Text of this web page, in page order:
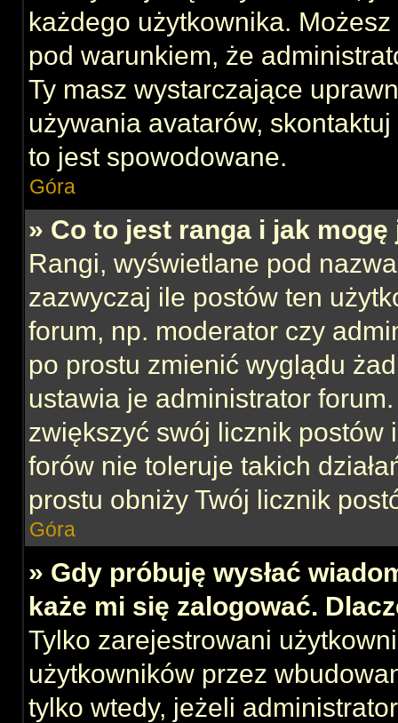
każdego użytkownika.
pod warunkiem, że
Ty masz wystarczające
używania avatarów,
to jest spowodowane.
Góra
» Co to jest ranga i jak mogę
Rangi, wyświetlane pod
zazwyczaj ile postów ten
forum, np. moderator czy
po prostu zmienić wyglądu
ustawia je administrator
zwiększyć swój licznik postów
forów nie toleruje takich
prostu obniży Twój licznik
Góra
» Gdy próbuję wysłać
każe mi się zalogować.
Tylko zarejestrowani
użytkowników przez
tylko wtedy, jeżeli